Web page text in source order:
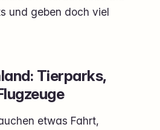
und geben doch viel
Tierparks,
etwas Fahrt,